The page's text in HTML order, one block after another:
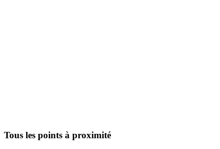
Tous les points à proximité